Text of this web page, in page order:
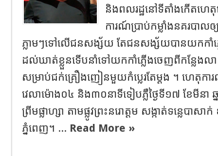
និងពលរដ្ឋនៅទីតាំងកើតហ
ការណ៍ប្រាប់កម្លាំងនគរបាលឲ្យ
ភ្លាមៗទៅលើជនសង្ស័យ តែជនសង្ស័យបានយកកាំភ្
ដល់ឃាត់ខ្លួនទើបនាំទៅយកកាំភ្លើងចេញពីកន្លែង
សម្រាប់ជក់គ្រឿងញៀនមួយកំប្លេរតែម្ដង ។ ហេតុក
វេលាម៉ោង០៤ និង៣០នាទីទៀបភ្លឺថ្ងៃទី១៧ ខែមីន
ព្រីមផ្លាហ្សា តាមផ្លូវព្រះនរោត្ដម សង្កាត់ទន្លេបាស
ភ្នំពេញ។ ... Read More »